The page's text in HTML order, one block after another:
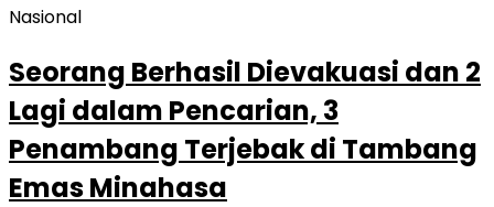
Nasional
Seorang Berhasil Dievakuasi dan 2
Lagi dalam Pencarian, 3
Penambang Terjebak di Tambang
Emas Minahasa